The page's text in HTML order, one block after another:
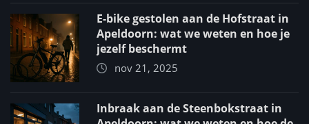
E-bike gestolen aan de Hofstraat in
Apeldoorn: wat we weten en hoe je
jezelf beschermt
nov 21, 2025
Inbraak aan de Steenbokstraat in